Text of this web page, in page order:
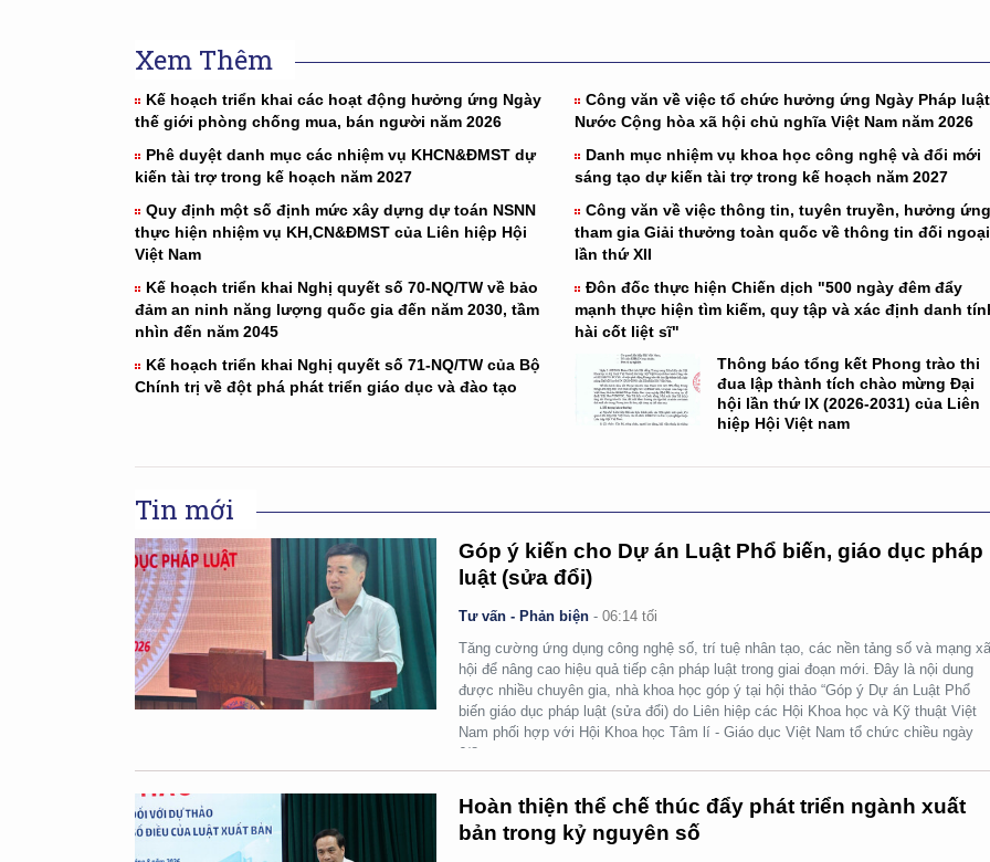
Xem Thêm
Kế hoạch triển khai các hoạt động hưởng ứng Ngày
thế giới phòng chống mua, bán người năm 2026
Công văn về việc tổ chức hưởng ứng Ngày Pháp luật
Nước Cộng hòa xã hội chủ nghĩa Việt Nam năm 2026
Phê duyệt danh mục các nhiệm vụ KHCN&ĐMST dự
kiến tài trợ trong kế hoạch năm 2027
Danh mục nhiệm vụ khoa học công nghệ và đổi mới
sáng tạo dự kiến tài trợ trong kế hoạch năm 2027
Quy định một số định mức xây dựng dự toán NSNN
thực hiện nhiệm vụ KH,CN&ĐMST của Liên hiệp Hội
Việt Nam
Công văn về việc thông tin, tuyên truyền, hưởng
tham gia Giải thưởng toàn quốc về thông tin đối ngoại
lần thứ XII
Kế hoạch triển khai Nghị quyết số 70-NQ/TW về bảo
đảm an ninh năng lượng quốc gia đến năm 2030, tầm
nhìn đến năm 2045
Đôn đốc thực hiện Chiến dịch "500 ngày đêm đẩy
mạnh thực hiện tìm kiếm, quy tập và xác định danh
hài cốt liệt sĩ"
Kế hoạch triển khai Nghị quyết số 71-NQ/TW của Bộ
Chính trị về đột phá phát triển giáo dục và đào tạo
Thông báo tổng kết Phong trào thi
đua lập thành tích chào mừng Đại
hội lần thứ IX (2026-2031) của Liên
hiệp Hội Việt nam
Tin mới
Góp ý kiến cho Dự án Luật Phổ biến, giáo dục pháp
luật (sửa đổi)
Tư vấn - Phản biện -06:14 tối
Tăng cường ứng dụng công nghệ số, trí tuệ nhân tạo, các nền tảng số và mạng
hội để nâng cao hiệu quả tiếp cận pháp luật trong giai đoạn mới. Đây là nội dung
được nhiều chuyên gia, nhà khoa học góp ý tại hội thảo “Góp ý Dự án Luật Phổ
biến giáo dục pháp luật (sửa đổi) do Liên hiệp các Hội Khoa học và Kỹ thuật Việt
Nam phối hợp với Hội Khoa học Tâm lí - Giáo dục Việt Nam tổ chức chiều ngày
6/8.
Hoàn thiện thể chế thúc đẩy phát triển ngành xuất
bản trong kỷ nguyên số